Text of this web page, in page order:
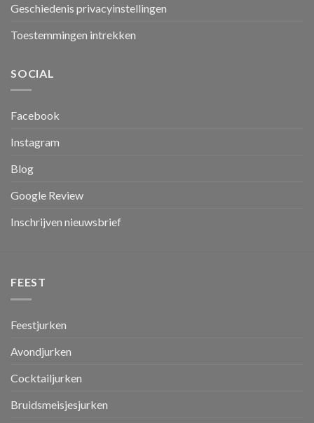
Geschiedenis privacyinstellingen
Toestemmingen intrekken
SOCIAL
Facebook
Instagram
Blog
Google Review
Inschrijven nieuwsbrief
FEEST
Feestjurken
Avondjurken
Cocktailjurken
Bruidsmeisjesjurken